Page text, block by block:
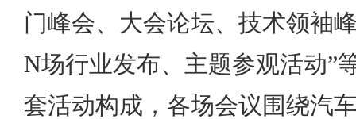
门峰会、大会论坛、技术领袖
N场行业发布、主题参观活动”
套活动构成，各场会议围绕汽